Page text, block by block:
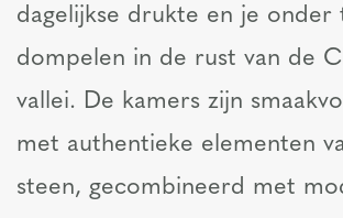
dagelijkse drukte en je onder
dompelen in de rust van de
vallei. De kamers zijn
met authentieke elementen
steen, gecombineerd met